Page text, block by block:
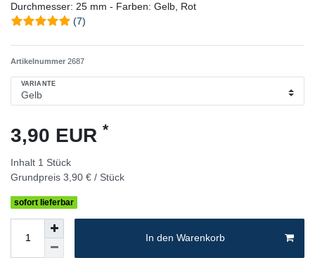
Durchmesser: 25 mm - Farben: Gelb, Rot
(7)
Artikelnummer 2687
VARIANTE
3,90 EUR *
Inhalt 1 Stück
Grundpreis 3,90 € / Stück
sofort lieferbar
In den Warenkorb